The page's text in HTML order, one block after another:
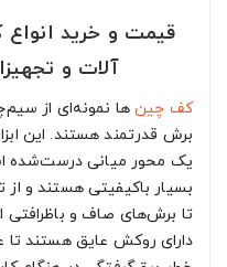
قیمت و خرید انواع
آلات و
کف چینها نمونه‌ای از
برش قدرتمند هستند. این
یک محور میانی درست‌شده
بسیار باکیفیتی هستند و
تا برش‌های صاف و
دارای روکش عایق هستند تا